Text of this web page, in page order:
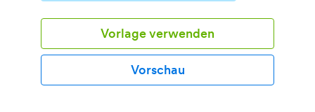
Vorlage verwenden
Vorschau